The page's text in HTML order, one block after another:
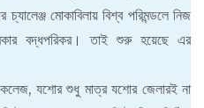
চ্যালেঞ্জ মোকাবিলায় বিশ্ব পরিমন্ডলে নিজ
বদ্ধপরিকর। তাই শুরু হয়েছে এর
কলেজ, যশোর শুধু মাত্র যশোর জেলারই না